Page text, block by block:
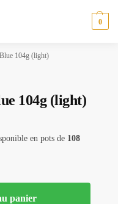
0
104g (light)
104g (light)
en pots de 108
panier